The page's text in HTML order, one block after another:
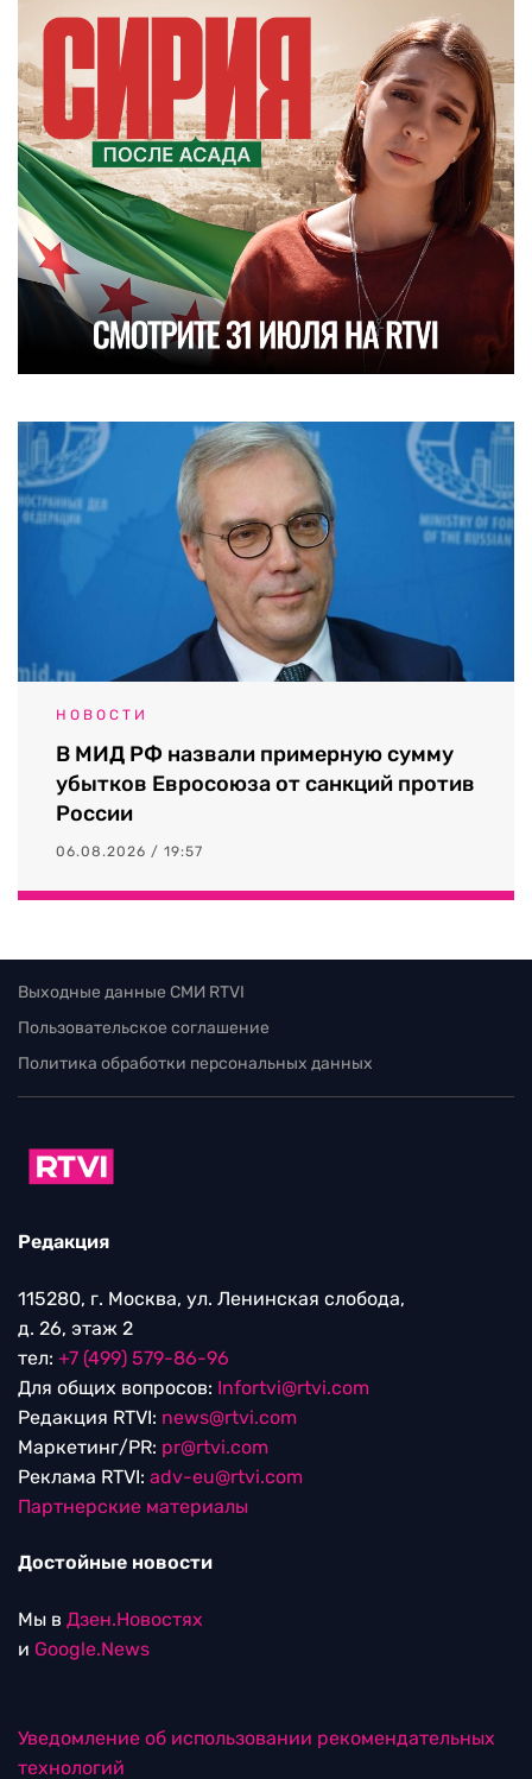
НОВОСТИ
В МИД РФ назвали примерную сумму
убытков Евросоюза от санкций против
России
06.08.2026 / 19:57
Выходные данные СМИ RTVI
Пользовательское соглашение
Политика обработки персональных данных
Редакция
115280, г. Москва, ул. Ленинская слобода,
д. 26, этаж 2
тел: +7 (499) 579-86-96
Для общих вопросов: Infortvi@rtvi.com
Редакция RTVI: news@rtvi.com
Маркетинг/PR: pr@rtvi.com
Реклама RTVI: adv-eu@rtvi.com
Партнерские материалы
Достойные новости
Мы в Дзен.Новостях
и Google.News
Уведомление об использовании рекомендательных
технологий